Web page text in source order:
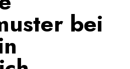
bei